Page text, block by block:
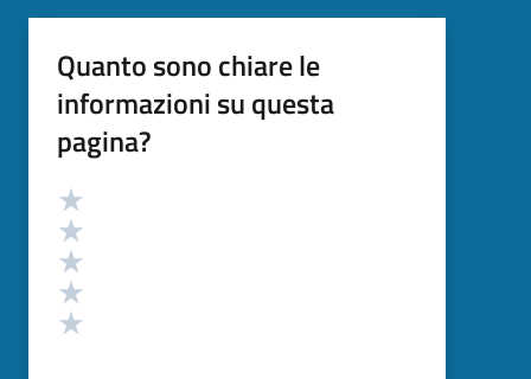
Quanto sono chiare le
informazioni su questa
pagina?
Valutazione